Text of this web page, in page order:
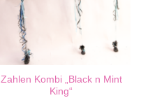
Zahlen Kombi „Black n Mint
King“